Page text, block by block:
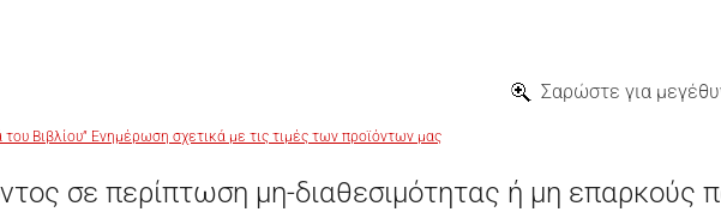
Σαρώστε για
Βιβλίου” Ενημέρωση σχετικά με τις τιμές των προϊόντων μας
σε περίπτωση μη-διαθεσιμότητας ή μη επαρκούς